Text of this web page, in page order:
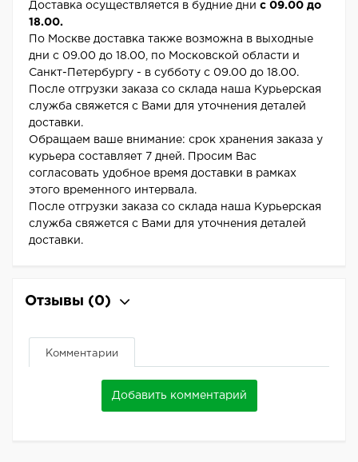
Доставка осуществляется в будние дни с 09.00 до
18.00.
По Москве доставка также возможна в выходные
дни с 09.00 до 18.00, по Московской области и
Санкт-Петербургу - в субботу с 09.00 до 18.00.
После отгрузки заказа со склада наша Курьерская
служба свяжется с Вами для уточнения деталей
доставки.
Обращаем ваше внимание: срок хранения заказа у
курьера составляет 7 дней. Просим Вас
согласовать удобное время доставки в рамках
этого временного интервала.
После отгрузки заказа со склада наша Курьерская
служба свяжется с Вами для уточнения деталей
доставки.
Отзывы (0)
Комментарии
Добавить комментарий